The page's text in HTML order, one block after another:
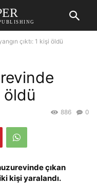
çıktı: 1 kişi öldü
öldü
0
886
çıkan
kişi yaralandı.